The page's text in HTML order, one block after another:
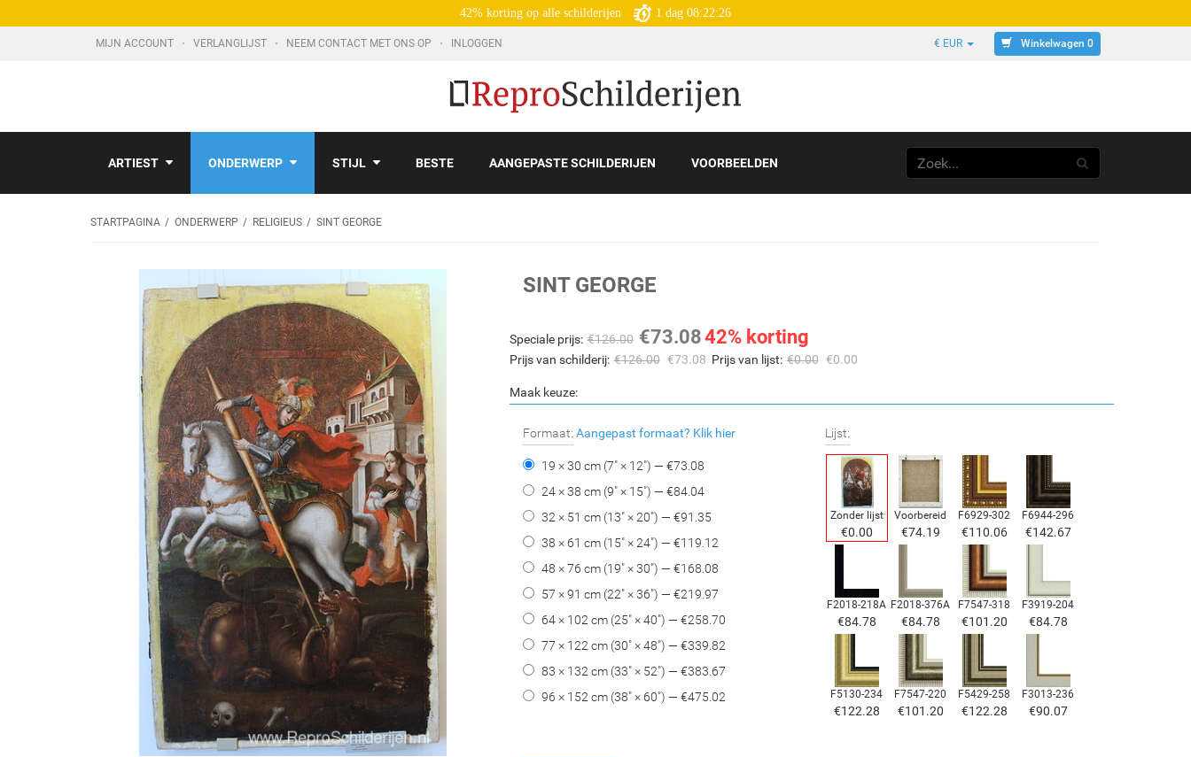
42% korting op alle schilderijen 1 dag 08:22:25
MIJN ACCOUNT VERLANGLIJST NEEM CONTACT MET ONS OP INLOGGEN € EUR Winkelwagen 0
ARTIEST ONDERWERP STIJL BESTE AANGEPASTE SCHILDERIJEN VOORBEELDEN
STARTPAGINA ONDERWERP RELIGIEUS SINT GEORGE
SINT GEORGE
Speciale prijs: €126.00 €73.0842% korting
Prijs van schilderij: €126.00 €73.08 Prijs van lijst: €0.00 €0.00
Maak keuze:
Formaat: Aangepast formaat? Klik hier
19 × 30 cm (7" × 12") — €73.08
24 × 38 cm (9" × 15") — €84.04
32 × 51 cm (13" × 20") — €91.35
38 × 61 cm (15" × 24") — €119.12
48 × 76 cm (19" × 30") — €168.08
57 × 91 cm (22" × 36") — €219.97
64 × 102 cm (25" × 40") — €258.70
77 × 122 cm (30" × 48") — €339.82
83 × 132 cm (33" × 52") — €383.67
96 × 152 cm (38" × 60") — €475.02
Lijst:
Zonder lijst
€0.00
Voorbereid
€74.19
F6929-302
€110.06
F6944-296
€142.67
F2018-218A
€84.78
F2018-376A
€84.78
F7547-318
€101.20
F3919-204
€84.78
F5130-234
€122.28
F7547-220
€101.20
F5429-258
€122.28
F3013-236
€90.07